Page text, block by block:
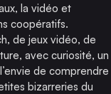
la vidéo et
coopératifs.
de jeux vidéo, de
avec curiosité, un
de comprendre
bizarreries du